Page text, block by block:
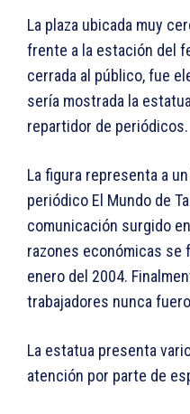
La plaza ubicada muy
frente a la estación del
cerrada al público, fue
sería mostrada la
repartidor de periódicos.
La figura representa a
periódico El Mundo de
comunicación surgido
razones económicas se
enero del 2004.
trabajadores nunca
La estatua presenta
atención por parte de